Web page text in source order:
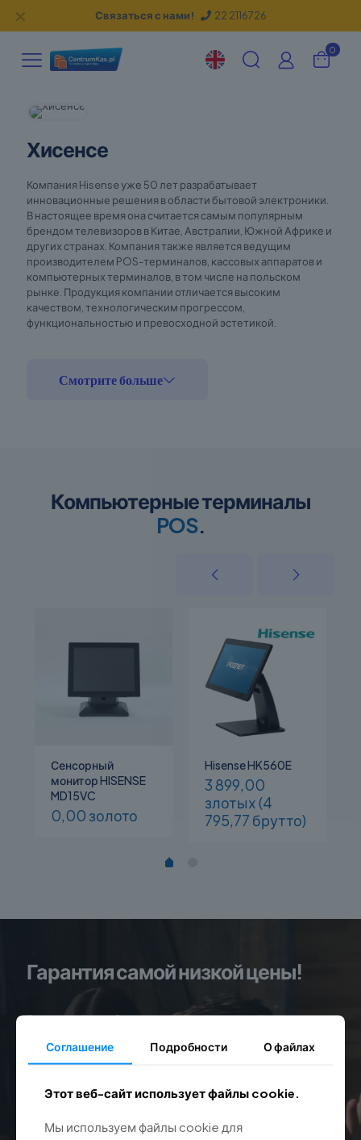
Связаться с нами! 22 2116726
✕
0
Хисенсе
Компания Hisense уже 50 лет разрабатывает
инновационные решения в области бытовой электроники.
В настоящее время она считается самым популярным
брендом телевизоров в Китае, Австралии, Южной Африке и
других странах. Компания также является ведущим
производителем POS-терминалов, кассовых аппаратов и
компьютерных терминалов, в том числе на польском
рынке. Продукция компании отличается высоким
качеством, технологическим прогрессом,
функциональностью и превосходной эстетикой.
Смотрите больше
Компьютерные терминалы
POS.
Сенсорный
монитор HISENSE
MD15VC
0,00 золото
Hisense HK560E
3 899,00
злотых(4
795,77 брутто)
Гарантия самой низкой цены!
Если вы найдете более низкую цену на устройство,
Узнайте о предложении для вашей
компании.
Соглашение Подробности О файлах
Этот веб-сайт использует файлы cookie.
Мы используем файлы cookie для